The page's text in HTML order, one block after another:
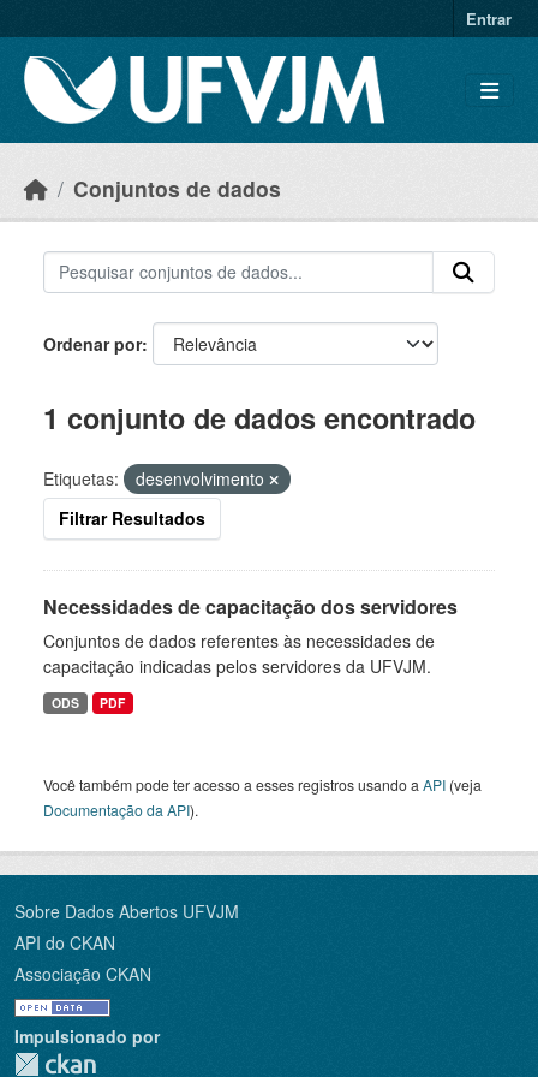
Entrar
Conjuntos de dados
Ordenar por
1 conjunto de dados encontrado
Etiquetas:
desenvolvimento
Filtrar Resultados
Necessidades de capacitação dos servidores
Conjuntos de dados referentes às necessidades de
capacitação indicadas pelos servidores da UFVJM.
ODS PDF
Você também pode ter acesso a esses registros usando a API (veja
Documentação da API).
Sobre Dados Abertos UFVJM
API do CKAN
Associação CKAN
Impulsionado por